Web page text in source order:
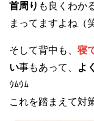
首周り も良くわか
まってますよね（
そして背中も、 寝
い事もあって、 よ
ｳﾑｳﾑ
これを踏まえて対